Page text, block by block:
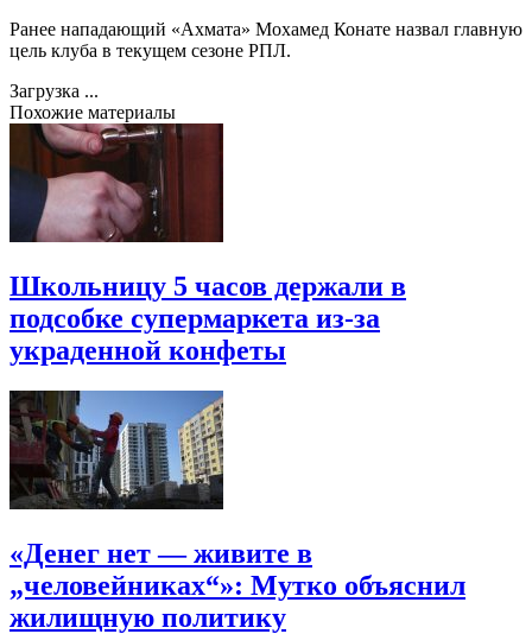
Ранее нападающий «Ахмата» Мохамед Конате назвал главную
цель клуба в текущем сезоне РПЛ.
Загрузка ...
Похожие материалы
Школьницу 5 часов держали в
подсобке супермаркета из-за
украденной конфеты
«Денег нет — живите в
„человейниках“»: Мутко объяснил
жилищную политику